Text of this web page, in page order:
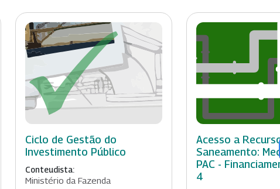
Ciclo de Gestão do
Investimento Público
Conteudista:
Ministério da Fazenda
Acesso a
Saneamento:
PAC -
4